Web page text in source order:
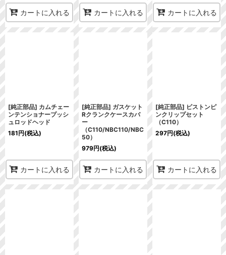
カートに入れる カートに入れる カートに入れる
[純正部品] カムチェー
ンテンショナープッシ
ュロッドヘッド
181円(税込)
カートに入れる
[純正部品] ガスケット
Rクランクケースカバ
ー
（C110/NBC110/NBC
50）
979円(税込)
カートに入れる
[純正部品] ピストンピ
ンクリップセット
（C110）
297円(税込)
カートに入れる